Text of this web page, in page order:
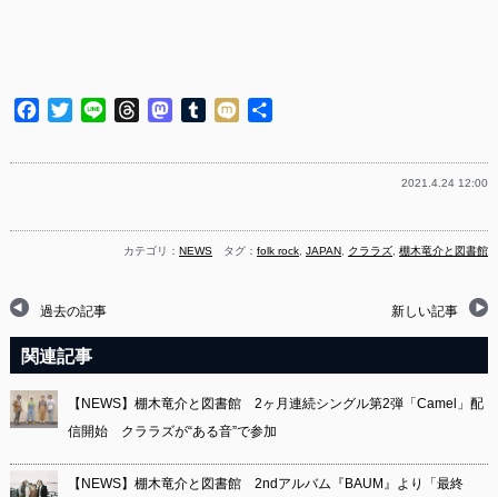
Facebook
TwitterLine ThreadsMastodon
Tumblr
Mixi
2021.4.24 12:00
カテゴリ：NEWS タグ：folk rock ,JAPAN クララズ ,棚木竜介と図書館
過去の記事 新しい記事
関連記事
【NEWS】棚木竜介と図書館 2ヶ月連続シングル第2弾「Camel」配
信開始 クララズが“ある音”で参加
【NEWS】棚木竜介と図書館 2ndアルバム『BAUM』より「最終